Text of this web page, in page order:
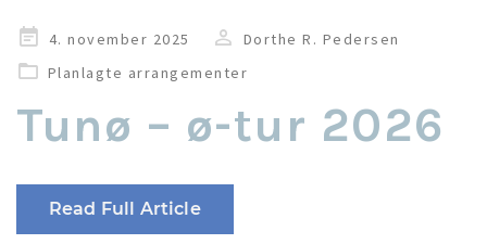
Udgivet
i
4. november 2025
Dorthe R. Pedersen
Planlagte arrangementer
Tunø – ø-tur 2026
Read Full Article